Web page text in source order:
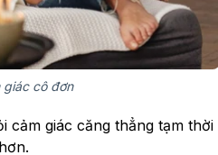
giác cô đơn
cảm giác căng thẳng tạm thời